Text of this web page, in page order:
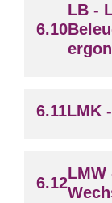
LB -
LMK